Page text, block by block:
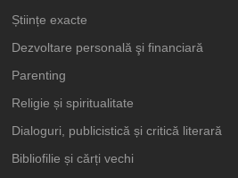
Științe exacte
Dezvoltare personală şi financiară
Parenting
Religie și spiritualitate
Dialoguri, publicistică și critică literară
Bibliofilie și cărți vechi